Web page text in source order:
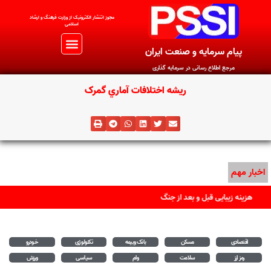
پیام سرمایه و صنعت ایران
مرجع اطلاع رسانی در سرمایه گذاری
مجوز اتنشار الکترونیک از وزارت فرهنگ و ارشاد
اسلامی
ريشه اختلافات آماري گمرک
اخبار مهم
هزینه زیبایی قبل و بعد از جنگ
اقتصادی مسکن بانک وبیمه تکنولوژی
خودرو
رمز ارز
سلامت وام سیاسی ورزش